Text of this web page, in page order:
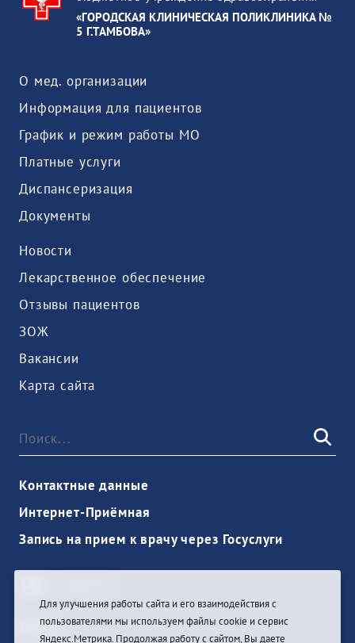
«ГОРОДСКАЯ КЛИНИЧЕСКАЯ ПОЛИКЛИНИКА №
5 Г.ТАМБОВА»
О мед. организации
Информация для пациентов
График и режим работы МО
Платные услуги
Диспансеризация
Документы
Новости
Лекарственное обеспечение
Отзывы пациентов
ЗОЖ
Вакансии
Карта сайта
Контактные данные
Интернет-Приёмная
Запись на прием к врачу через Госуслуги
Войти
Для улучшения работы сайта и его взаимодействия с
пользователями мы используем файлы cookie и сервис
Яндекс.Метрика. Продолжая работу с сайтом, Вы даете